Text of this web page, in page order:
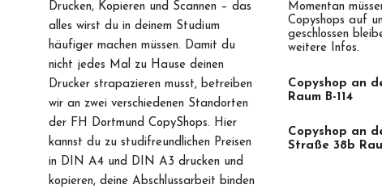
Drucken, Kopieren und Scannen – das
alles wirst du in deinem Studium
häufiger machen müssen. Damit du
nicht jedes Mal zu Hause deinen
Drucker strapazieren musst, betreiben
wir an zwei verschiedenen Standorten
der FH Dortmund CopyShops. Hier
kannst du zu studifreundlichen Preisen
in DIN A4 und DIN A3 drucken und
kopieren, deine Abschlussarbeit binden
Momentan
Copyshops auf
geschlossen
weitere Infos.
Copyshop an
Raum B-114
Copyshop an
Straße 38b